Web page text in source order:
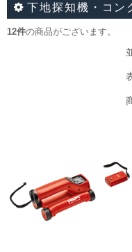
下地探知機・コン
12件の商品がございます。